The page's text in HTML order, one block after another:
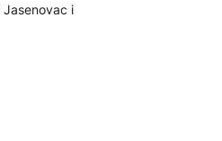
Jasenovac i